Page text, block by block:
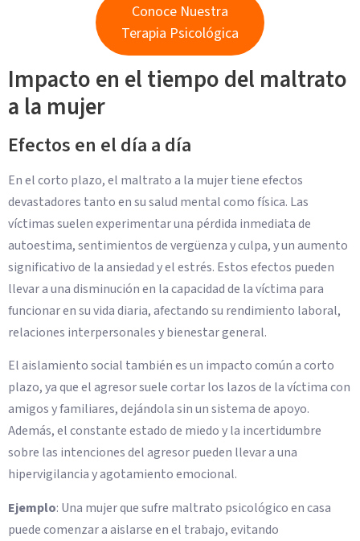
Conoce Nuestra
Terapia Psicológica
Impacto en el tiempo del maltrato
a la mujer
Efectos en el día a día
En el corto plazo, el maltrato a la mujer tiene efectos
devastadores tanto en su salud mental como física. Las
víctimas suelen experimentar una pérdida inmediata de
autoestima, sentimientos de vergüenza y culpa, y un aumento
significativo de la ansiedad y el estrés. Estos efectos pueden
llevar a una disminución en la capacidad de la víctima para
funcionar en su vida diaria, afectando su rendimiento laboral,
relaciones interpersonales y bienestar general.
El aislamiento social también es un impacto común a corto
plazo, ya que el agresor suele cortar los lazos de la víctima con
amigos y familiares, dejándola sin un sistema de apoyo.
Además, el constante estado de miedo y la incertidumbre
sobre las intenciones del agresor pueden llevar a una
hipervigilancia y agotamiento emocional.
Ejemplo: Una mujer que sufre maltrato psicológico en casa
puede comenzar a aislarse en el trabajo, evitando